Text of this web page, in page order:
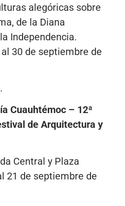
alegóricas sobre
de la Diana
Independencia.
30 de septiembre de
Cuauhtémoc – 12ª
de Arquitectura y
Central y Plaza
21 de septiembre de